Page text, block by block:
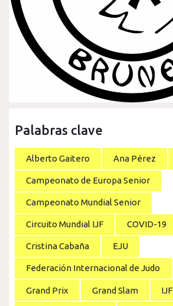
Palabras clave
Alberto Gaitero Ana Pérez
Campeonato de Europa Senior
Campeonato Mundial Senior
Circuito Mundial IJF COVID-19
Cristina Cabaña EJU
Federación Internacional de Judo
Grand Prix Grand Slam IJF